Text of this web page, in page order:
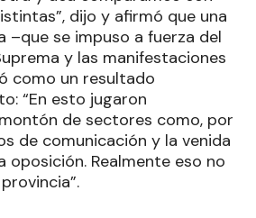
dijo y afirmó que una
–que se impuso a fuerza del
y las manifestaciones
como un resultado
“En esto jugaron
de sectores como, por
de comunicación y la venida
oposición. Realmente eso no